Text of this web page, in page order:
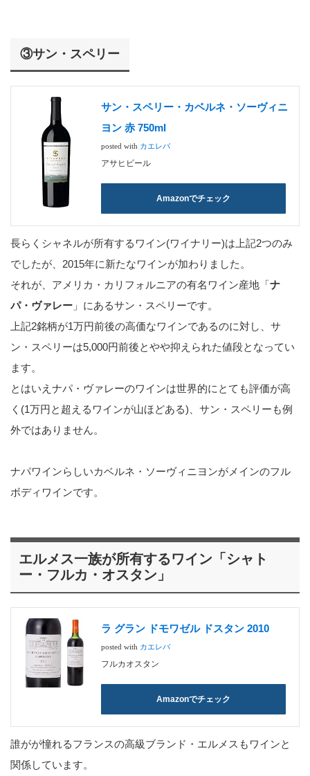
③サン・スペリー
サン・スペリー・カベルネ・ソーヴィニ
ヨン 赤 750ml
posted with カエレバ
アサヒビール
Amazonでチェック
長らくシャネルが所有するワイン(ワイナリー)は上記2つのみ
でしたが、2015年に新たなワインが加わりました。
それが、アメリカ・カリフォルニアの有名ワイン産地「ナ
パ・ヴァレー 」にあるサン・スペリーです。
上記2銘柄が1万円前後の高価なワインであるのに対し、サ
ン・スペリーは5,000円前後とやや抑えられた値段となってい
ます。
とはいえナパ・ヴァレーのワインは世界的にとても評価が高
く(1万円と超えるワインが山ほどある)、サン・スペリーも例
外ではありません。
ナパワインらしいカベルネ・ソーヴィニヨンがメインのフル
ボディワインです。
エルメス一族が所有するワイン「シャト
ー・フルカ・オスタン」
ラ グラン ドモワゼル ドスタン 2010
posted with カエレバ
フルカオスタン
Amazonでチェック
誰がが憧れるフランスの高級ブランド・エルメスもワインと
関係しています。